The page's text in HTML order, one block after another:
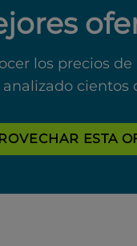
los precios
cientos
ESTA